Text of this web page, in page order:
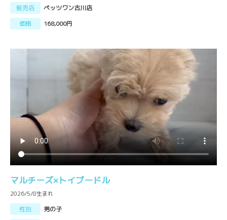
販売店
ペッツワン古川店
価格
168,000円
マルチーズ×トイプードル
2026/5/8生まれ
性別
男の子